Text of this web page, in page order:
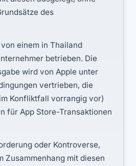
des
einem in Thailand
betrieben. Die
wird von Apple unter
vertrieben, die
Konfliktfall vorrangig vor)
für App Store-Transaktionen
oder Kontroverse,
Zusammenhang mit diesen